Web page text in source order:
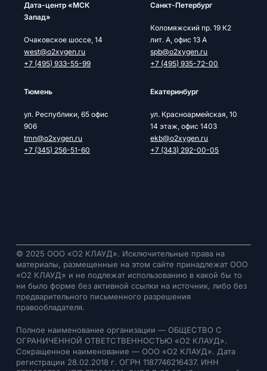
Дата-центр «МСК
Запад»
Очаковское шоссе, 14
west@o2xygen.ru
+7 (495) 933-55-99
Cанкт-Петербург
Коломяжский пр. 19 К2
лит. А, офис 13 А
spb@o2xygen.ru
+7 (495) 935-72-00
Тюмень
ул. Республики, 65 офис
906
tmn@o2xygen.ru
+7 (345) 256-51-60
Екатеринбург
ул. Красноармейская, 10
14 этаж, офис 1403
ekb@o2xygen.ru
+7 (343) 292-00-05
© 2025 ООО «О2 КЛАУД». Исключительные права на
материалы, размещенные на этом сайте принадлежат ООО
«О2 КЛАУД» и не подлежат использованию в какой бы то
ни было форме без активной ссылки на источник, либо без
предварительного письменного разрешения
правообладателя.
Полное наименование организации — ОБЩЕСТВО С
ОГРАНИЧЕННОЙ ОТВЕТСТВЕННОСТЬЮ «О2 КЛАУД».
Сокращенное наименование — ООО «О2 КЛАУД». Дата
регистрации 28.02.2018 г. ОГРН 1187746216437. ИНН